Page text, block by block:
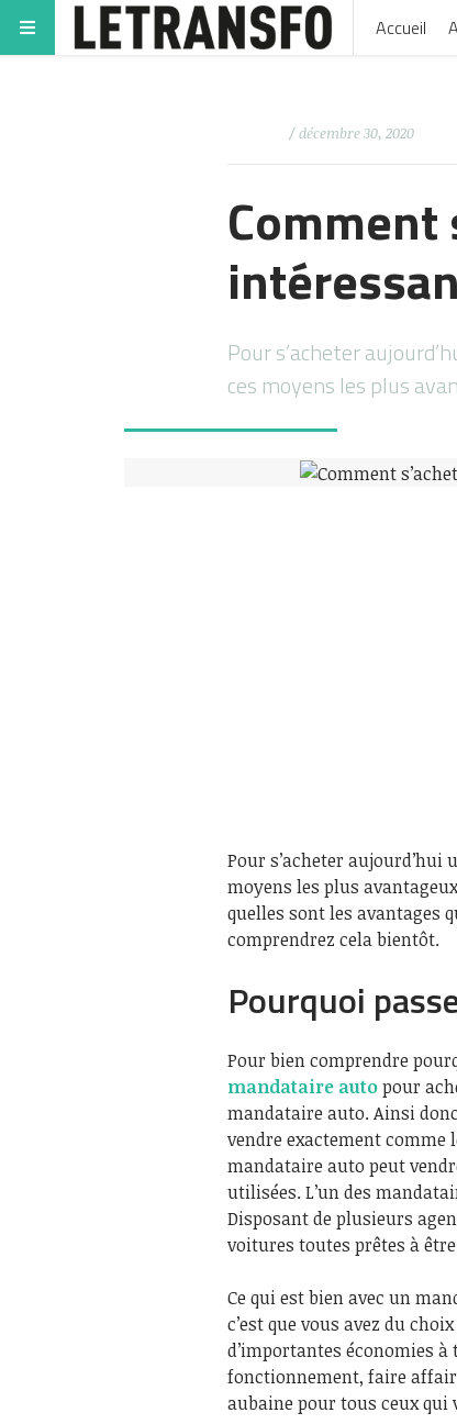
Accueil
/ décembre 30, 2020
Pour s’acheter
ces moyens les plus
Pour s’acheter aujourd’hui
moyens les plus
quelles sont les avantages
comprendrez cela bientôt.
Pourquoi
Pour bien comprendre
mandataire autopour
mandataire auto. Ainsi
vendre exactement comme
mandataire auto peut
utilisées. L’un des
Disposant de plusieurs
voitures toutes prêtes à
Ce qui est bien avec un
c’est que vous avez du
d’importantes économies
fonctionnement, faire
aubaine pour tous ceux